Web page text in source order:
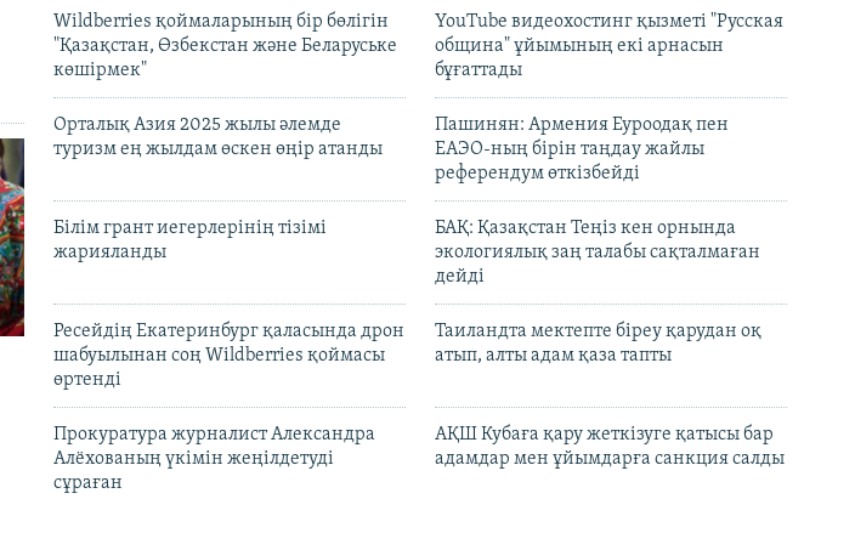
Wildberries қоймаларының бір бөлігін
"Қазақстан, Өзбекстан және Беларуське
көшірмек"
YouTube видеохостинг қызметі "Русская
община" ұйымының екі арнасын
бұғаттады
Орталық Азия 2025 жылы әлемде
туризм ең жылдам өскен өңір атанды
Пашинян: Армения Еуроодақ пен
ЕАЭО-ның бірін таңдау жайлы
референдум өткізбейді
Білім грант иегерлерінің тізімі
жарияланды
БАҚ: Қазақстан Теңіз кен орнында
экологиялық заң талабы сақталмаған
дейді
Ресейдің Екатеринбург қаласында дрон
шабуылынан соң Wildberries қоймасы
өртенді
Таиландта мектепте біреу қарудан оқ
атып, алты адам қаза тапты
Прокуратура журналист Александра
Алёхованың үкімін жеңілдетуді
сұраған
АҚШ Кубаға қару жеткізуге қатысы бар
адамдар мен ұйымдарға санкция салды